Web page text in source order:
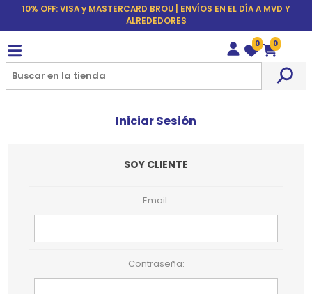
10% OFF: VISA y MASTERCARD BROU | ENVÍOS EN EL DÍA A MVD Y
ALREDEDORES
Wishlist
0
Carrito
0
Iniciar Sesión
SOY CLIENTE
Email:
Contraseña: